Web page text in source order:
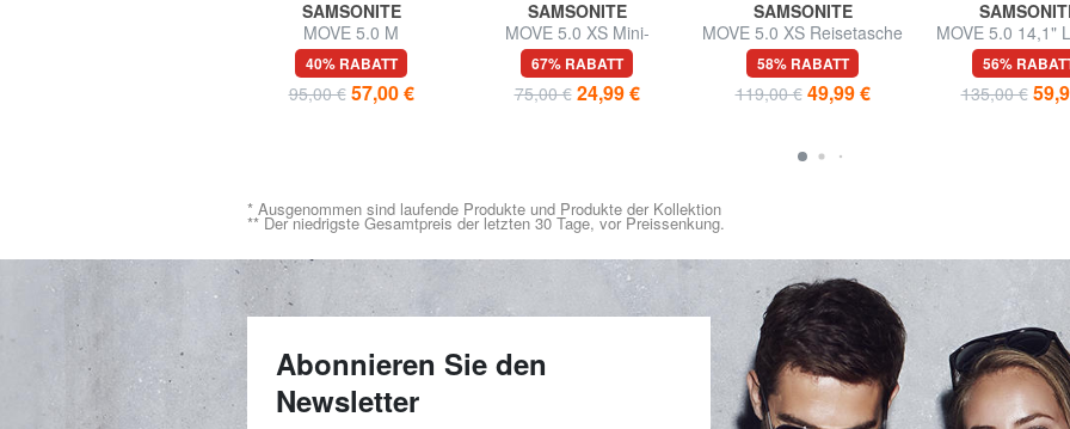
SAMSONITE
MOVE 5.0 M
Umhängetasche
40% RABATT
95,00 € 57,00 €
SAMSONITE
MOVE 5.0 XS Mini-
Umhängetasche
67% RABATT
75,00 € 24,99 €
SAMSONITE
MOVE 5.0 XS Reisetasche
58% RABATT
119,00 € 49,99 €
MOVE 5.0 14,1"
Rucksack
56%
135,00 €
* Ausgenommen sind laufende Produkte und Produkte der Kollektion
** Der niedrigste Gesamtpreis der letzten 30 Tage, vor Preissenkung.
Abonnieren Sie den
Newsletter